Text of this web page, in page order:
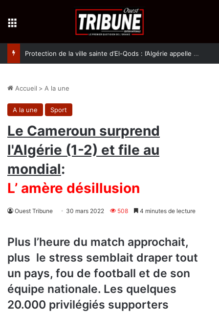
Protection de la ville sainte d’El-Qods : l’Algérie appelle à une action collective
Accueil > A la une
A la une Sport
Le Cameroun surprend
l'Algérie (1-2) et file au
mondial:
L’ amère désillusion
Ouest Tribune 30 mars 2022 508 4 minutes de lecture
Plus l’heure du match approchait,
plus le stress semblait draper tout
un pays, fou de football et de son
équipe nationale. Les quelques
20.000 privilégiés supporters